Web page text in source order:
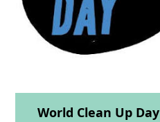
World Clean Up Day